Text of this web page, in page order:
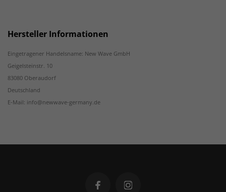
Hersteller Informationen
Eingetragener Handelsname: New Wave GmbH
Geigelsteinstr. 10
83080 Oberaudorf
Deutschland
E-Mail: info@newwave-germany.de